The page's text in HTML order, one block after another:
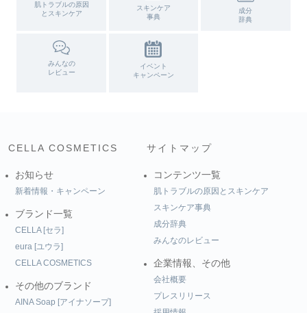
肌トラブルの原因
とスキンケア
スキンケア
事典
成分
辞典
みんなの
レビュー
イベント
キャンペーン
CELLA COSMETICS
お知らせ
新着情報・キャンペーン
ブランド一覧
CELLA [セラ]
eura [ユウラ]
CELLA COSMETICS
その他のブランド
AINA Soap [アイナソープ]
サイトマップ
コンテンツ一覧
肌トラブルの原因とスキンケア
スキンケア事典
成分辞典
みんなのレビュー
企業情報、その他
会社概要
プレスリリース